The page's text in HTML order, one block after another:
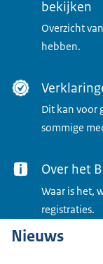
bekijken
Overzicht
hebben.
Dit kan voor
sommige
Over het
Waar is het,
registraties.
Nieuws